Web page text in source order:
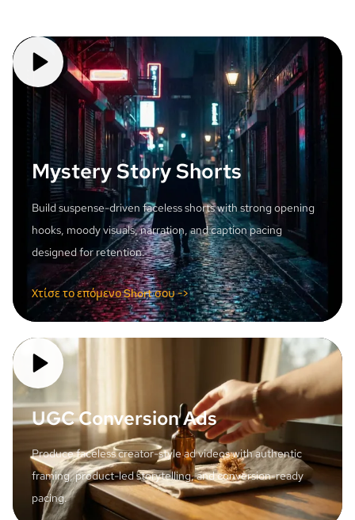
Mystery Story Shorts
Build suspense-driven faceless shorts with strong opening
hooks, moody visuals, narration, and caption pacing
designed for retention.
Χτίσε το επόμενο Short σου ->
UGC Conversion Ads
Produce faceless creator-style ad videos with authentic
framing, product-led storytelling, and conversion-ready
pacing.